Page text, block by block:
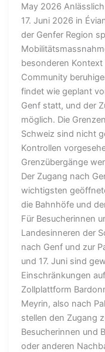
May 2026
17. Juni 2026 in
der Genfer Region
besonderen
Community
findet wie geplant
Genf statt, und der
möglich. Die
Schweiz sind nicht
Kontrollen
Grenzübergänge
Der Zugang nach
wichtigsten
die Bahnhöfe und
Für Besucherinnen
Landesinneren der
nach Genf und zur
und 17. Juni sind
Einschränkungen
Zollplattform
Meyrin, also nach
stellen den Zugang
Besucherinnen und
oder anderen